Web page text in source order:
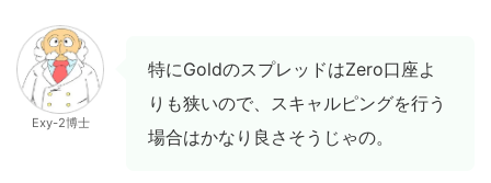
Exy-2博士
特にGoldのスプレッドはZero口座よ
りも狭いので、スキャルピングを行う
場合はかなり良さそうじゃの。